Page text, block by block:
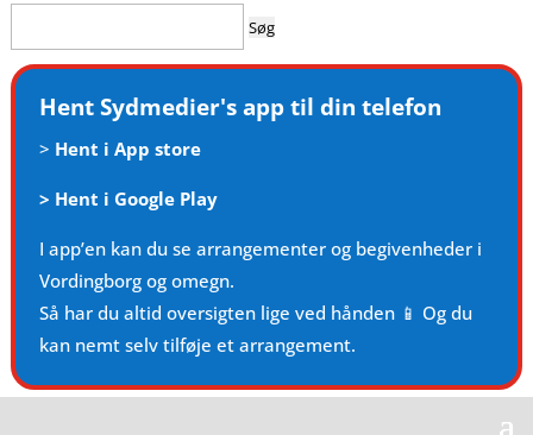
efter:
Hent Sydmedier's app til din telefon
> Hent i App store
> Hent i Google Play
I app’en kan du se arrangementer og begivenheder i
Vordingborg og omegn.
Så har du altid oversigten lige ved hånden 📱 Og du
kan nemt selv tilføje et arrangement.